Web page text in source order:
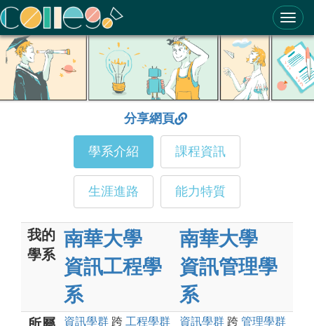
ColleGo! 大學選才與高中育才輔助系統
分享網頁
學系介紹 課程資訊
生涯進路 能力特質
我的
學系
南華大學
資訊工程學
系
南華大學
資訊管理學
系
資訊學群 跨 工程學群
資訊學群 跨 管理學群